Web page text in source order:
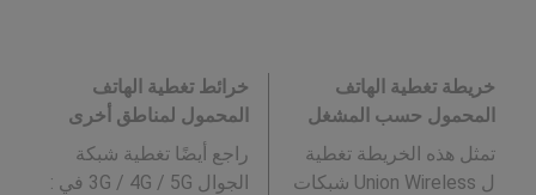
خريطة تغطية الهاتف
المحمول حسب المشغل
تمثل هذه الخريطة تغطية
ل Union Wireless شبكات
خرائط تغطية الهاتف
المحمول لمناطق أخرى
راجع أيضًا تغطية شبكة
الجوال 3G / 4G / 5G في
: